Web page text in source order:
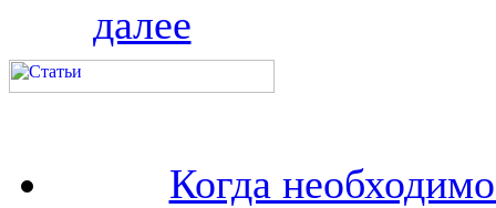
далее
Когда